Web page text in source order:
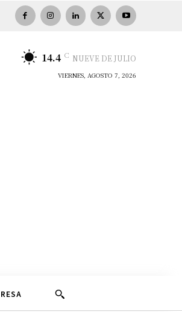
14.4 C NUEVE DE JULIO
VIERNES, AGOSTO 7, 2026